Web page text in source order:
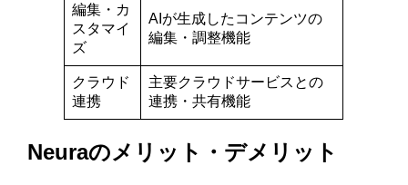
編集・カ
スタマイ
ズ
AIが生成したコンテンツの
編集・調整機能
クラウド
連携
主要クラウドサービスとの
連携・共有機能
Neuraのメリット・デメリット